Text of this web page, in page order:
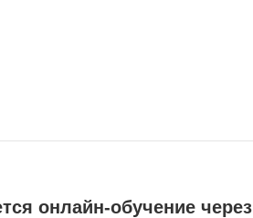
онлайн-обучение через